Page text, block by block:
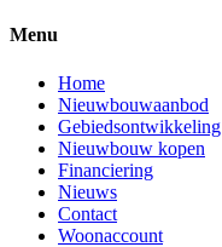
Menu
Home
Nieuwbouwaanbod
Gebiedsontwikkeling
Nieuwbouw kopen
Financiering
Nieuws
Contact
Woonaccount